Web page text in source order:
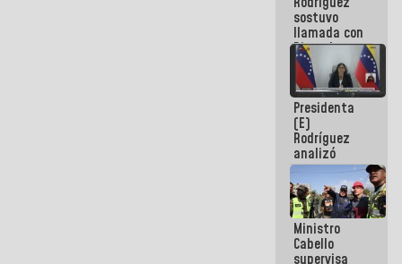
sostuvo
llamada con
Dinorah
Figuera y
acuerdan
primer
encuentro
presencial
para el
diálogo
Presidenta
(E)
Rodríguez
analizó
junto a
gobernadores
planes de
recuperación
del Sistema
Eléctrico
Ministro
Cabello
supervisa